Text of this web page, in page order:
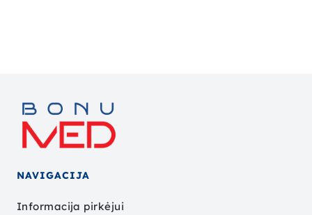
NAVIGACIJA
Informacija pirkėjui